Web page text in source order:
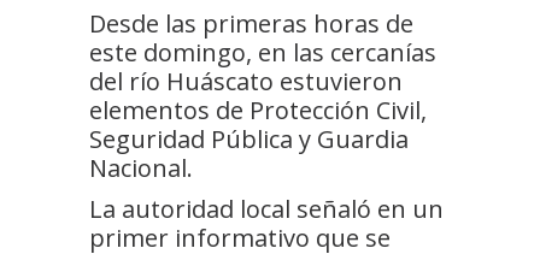
Desde las primeras horas de
este domingo, en las cercanías
del río Huáscato estuvieron
elementos de Protección Civil,
Seguridad Pública y Guardia
Nacional.
La autoridad local señaló en un
primer informativo que se